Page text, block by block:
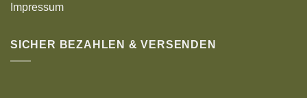
Impressum
SICHER BEZAHLEN & VERSENDEN